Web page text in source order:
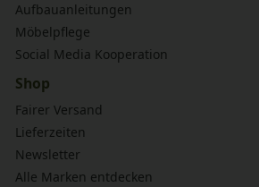
Aufbauanleitungen
Möbelpflege
Social Media Kooperation
Shop
Fairer Versand
Lieferzeiten
Newsletter
Alle Marken entdecken